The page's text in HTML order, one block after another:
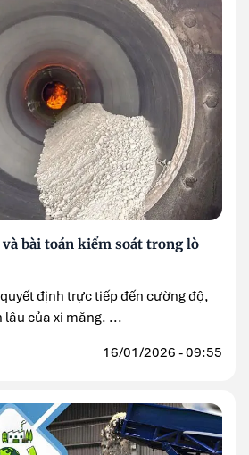
bài toán kiểm soát trong lò
định trực tiếp đến cường độ,
lâu của xi măng. ...
16/01/2026 - 09:55